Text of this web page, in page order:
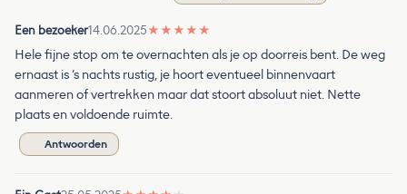
Een bezoeker14.06.2025★ ★ ★ ★ ★
Hele fijne stop om te overnachten als je op doorreis bent. De weg
ernaast is ‘s nachts rustig, je hoort eventueel binnenvaart
aanmeren of vertrekken maar dat stoort absoluut niet. Nette
plaats en voldoende ruimte.
Antwoorden